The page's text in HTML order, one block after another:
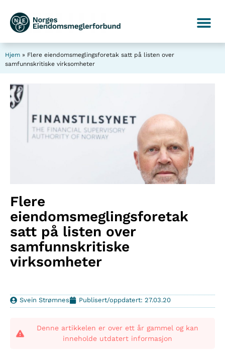
Hjem » Flere eiendomsmeglingsforetak satt på listen over
samfunnskritiske virksomheter
Flere
eiendomsmeglingsforetak
satt på listen over
samfunnskritiske
virksomheter
Svein Strømnes Publisert/oppdatert: 27.03.20
Denne artikkelen er over ett år gammel og kan
inneholde utdatert informasjon